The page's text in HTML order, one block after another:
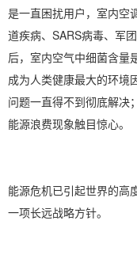
是一直困扰用户，室内空
道疾病、SARS病毒、军
后，室内空气中细菌含量
成为人类健康最大的环境
问题一直得不到彻底解决
能源浪费现象触目惊心。
能源危机已引起世界的高
一项长远战略方针。